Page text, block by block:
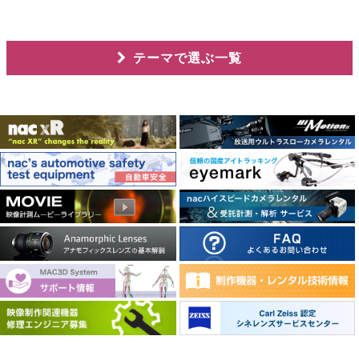
テーマで選ぶ一覧